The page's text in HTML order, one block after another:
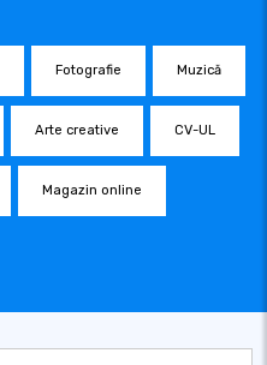
Fotografie Muzică
Arte creative CV-UL
Magazin online